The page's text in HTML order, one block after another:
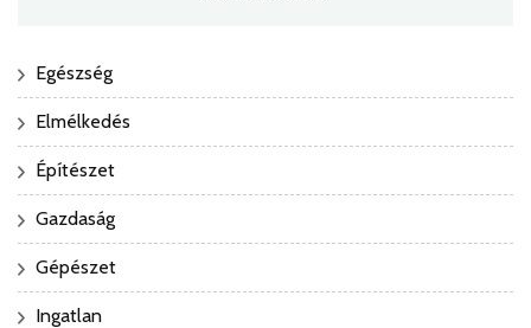
Egészség
Elmélkedés
Építészet
Gazdaság
Gépészet
Ingatlan